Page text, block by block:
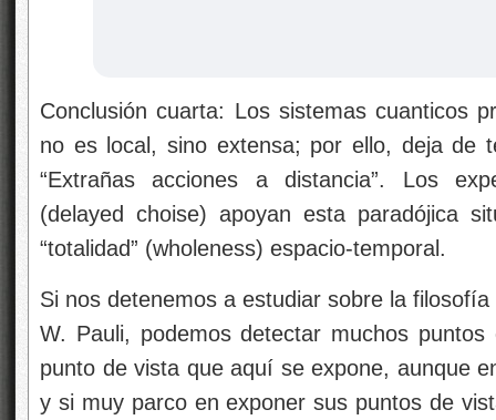
Conclusión cuarta: Los sistemas cuanticos
no es local, sino extensa; por ello, deja de
“Extrañas acciones a distancia”. Los
(delayed choise) apoyan esta paradójica
“totalidad” (wholeness) espacio-temporal.
Si nos detenemos a estudiar sobre la
W. Pauli, podemos detectar muchos
punto de vista que aquí se expone, aunque
y si muy parco en exponer sus puntos de